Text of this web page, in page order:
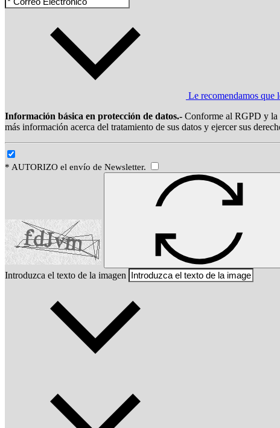
Le recomendamos que
Información básica en protección de datos.- Conforme al RGPD y la
más información acerca del tratamiento de sus datos y ejercer sus
* AUTORIZO el envío de Newsletter.
Introduzca el texto de la imagen